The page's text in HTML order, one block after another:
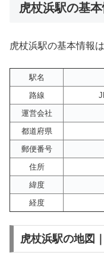
虎杖浜駅の基
虎杖浜駅の基本情報
駅名
路線
運営会社
都道府県
郵便番号
住所
緯度
経度
虎杖浜駅の地図